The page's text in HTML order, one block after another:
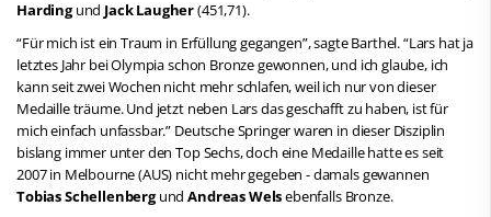
Hardingund Jack Laugher(451,71).
“Für mich ist ein Traum in Erfüllung gegangen”, sagte Barthel. “Lars hat ja
letztes Jahr bei Olympia schon Bronze gewonnen, und ich glaube, ich
kann seit zwei Wochen nicht mehr schlafen, weil ich nur von dieser
Medaille träume. Und jetzt neben Lars das geschafft zu haben, ist für
mich einfach unfassbar.” Deutsche Springer waren in dieser Disziplin
bislang immer unter den Top Sechs, doch eine Medaille hatte es seit
2007 in Melbourne (AUS) nicht mehr gegeben - damals gewannen
Tobias SchellenbergundAndreas Welsebenfalls Bronze.